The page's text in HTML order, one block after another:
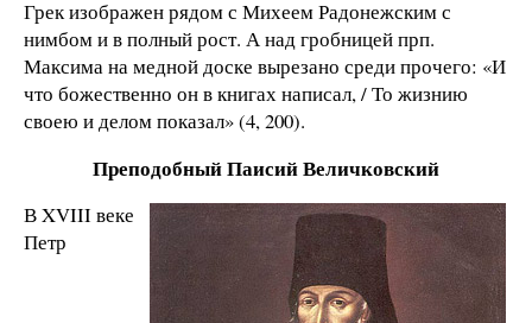
Грек изображен рядом с Михеем Радонежским с
нимбом и в полный рост. А над гробницей прп.
Максима на медной доске вырезано среди прочего: «И
что божественно он в книгах написал, / То жизнию
своею и делом показал» (4, 200).
Преподобный Паисий Величковский
В XVIII веке
Петр